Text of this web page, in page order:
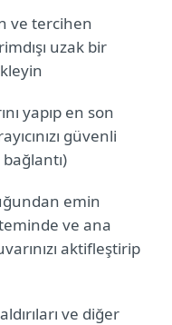
ve tercihen
uzak bir
yapıp en son
güvenli
emin
ve ana
aktifleştirip
ve diğer